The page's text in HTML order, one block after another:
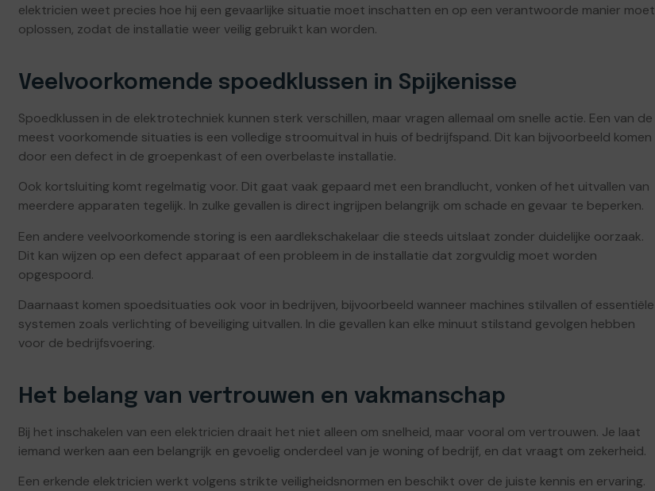
elektricien weet precies hoe hij een gevaarlijke situatie moet inschatten en op een verantwoorde manier moet
oplossen, zodat de installatie weer veilig gebruikt kan worden.
Veelvoorkomende spoedklussen in Spijkenisse
Spoedklussen in de elektrotechniek kunnen sterk verschillen, maar vragen allemaal om snelle actie. Een van de
meest voorkomende situaties is een volledige stroomuitval in huis of bedrijfspand. Dit kan bijvoorbeeld komen
door een defect in de groepenkast of een overbelaste installatie.
Ook kortsluiting komt regelmatig voor. Dit gaat vaak gepaard met een brandlucht, vonken of het uitvallen van
meerdere apparaten tegelijk. In zulke gevallen is direct ingrijpen belangrijk om schade en gevaar te beperken.
Een andere veelvoorkomende storing is een aardlekschakelaar die steeds uitslaat zonder duidelijke oorzaak.
Dit kan wijzen op een defect apparaat of een probleem in de installatie dat zorgvuldig moet worden
opgespoord.
Daarnaast komen spoedsituaties ook voor in bedrijven, bijvoorbeeld wanneer machines stilvallen of essentiële
systemen zoals verlichting of beveiliging uitvallen. In die gevallen kan elke minuut stilstand gevolgen hebben
voor de bedrijfsvoering.
Het belang van vertrouwen en vakmanschap
Bij het inschakelen van een elektricien draait het niet alleen om snelheid, maar vooral om vertrouwen. Je laat
iemand werken aan een belangrijk en gevoelig onderdeel van je woning of bedrijf, en dat vraagt om zekerheid.
Een erkende elektricien werkt volgens strikte veiligheidsnormen en beschikt over de juiste kennis en ervaring.